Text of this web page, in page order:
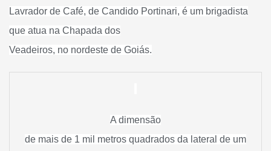
Lavrador de Café, de Candido Portinari, é um brigadista
que atua na Chapada dos
Veadeiros, no nordeste de Goiás.
A dimensão
de mais de 1 mil metros quadrados da lateral de um